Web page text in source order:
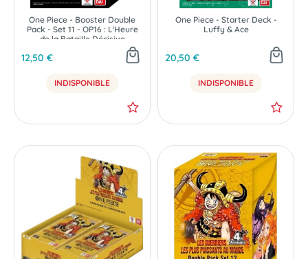
One Piece - Booster Double
Pack - Set 11 - OP16 : L'Heure
de la Bataille Décisive
12,50 €
INDISPONIBLE
One Piece - Starter Deck -
Luffy & Ace
20,50 €
INDISPONIBLE